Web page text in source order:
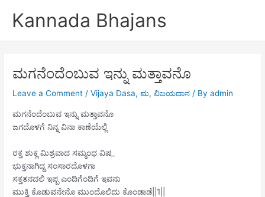
Kannada Bhajans
ಮಗನೆಂದೆಂಬುವ ಇನ್ನು ಮತ್ತಾವನೊ
Leave a Comment /Vijaya Dasa,ಮ,ವಿಜಯದಾಸ / Byadmin
ಮಗನೆಂದೆಂಬುವ ಇನ್ನು ಮತ್ತಾವನೊ
ಜಗದೊಳಗೆ ನಿನ್ನ ವಿನಾ ಕಾಣೆಯೆಲ್ಲಿ
ರಕ್ತ ಶುಕ್ಲ ಮಿಶ್ರವಾದ ಸಮ್ಮಂಧ ವಿಷ_
ಭುಕ್ತನಾಗಿದ್ದ ಸಂಸಾರದೊಳಗಾ
ಸಕ್ತತನದಲಿ ಇಪ್ಪ ಎಂದಿಗೆಂದಿಗೆ ಇವನು
ಮುಕ್ತಿ ಕೊಡುವನೇನೊ ಮುಂದೊಲಿದು ಕೊಂಡಾಡೆ||1||